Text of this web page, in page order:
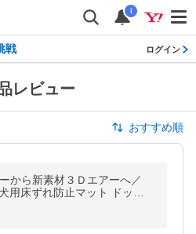
i
戦 ログイン
レビュー
おすすめ順
から新素材３Ｄエアーへ／
用床ずれ防止マット ドッグ
用高反発ベッド Lサイズ 横1